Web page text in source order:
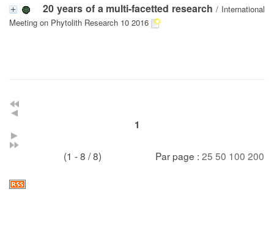
20 years of a multi-facetted research / International
Meeting on Phytolith Research 10 2016
1
(1 - 8 / 8) Par page : 25 50 100 200